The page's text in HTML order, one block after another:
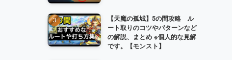
【天魔の孤城】5の間攻略 ル
ート取りのコツやパターンなど
の解説、まとめ ※個人的な見解
です。【モンスト】